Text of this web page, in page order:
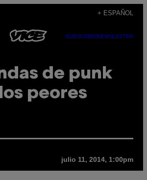
+ ESPAÑOL
SUBSCRIBENEWSLETTER
de punk
peores
julio 11, 2014, 1:00pm